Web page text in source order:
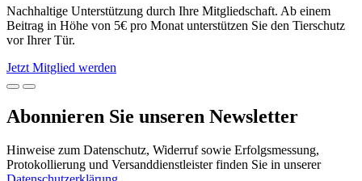
Nachhaltige Unterstützung durch Ihre Mitgliedschaft. Ab einem
Beitrag in Höhe von 5€ pro Monat unterstützen Sie den Tierschutz
vor Ihrer Tür.
Jetzt Mitglied werden
Abonnieren Sie unseren Newsletter
Hinweise zum Datenschutz, Widerruf sowie Erfolgsmessung,
Protokollierung und Versanddienstleister finden Sie in unserer